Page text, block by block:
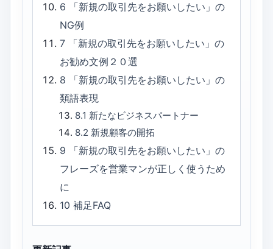
6
「新規の取引先をお願いしたい」の
NG例
7
「新規の取引先をお願いしたい」の
お勧め文例２０選
8
「新規の取引先をお願いしたい」の
類語表現
8.1 新たなビジネスパートナー
8.2 新規顧客の開拓
9
「新規の取引先をお願いしたい」の
フレーズを営業マンが正しく使うため
に
10補足FAQ